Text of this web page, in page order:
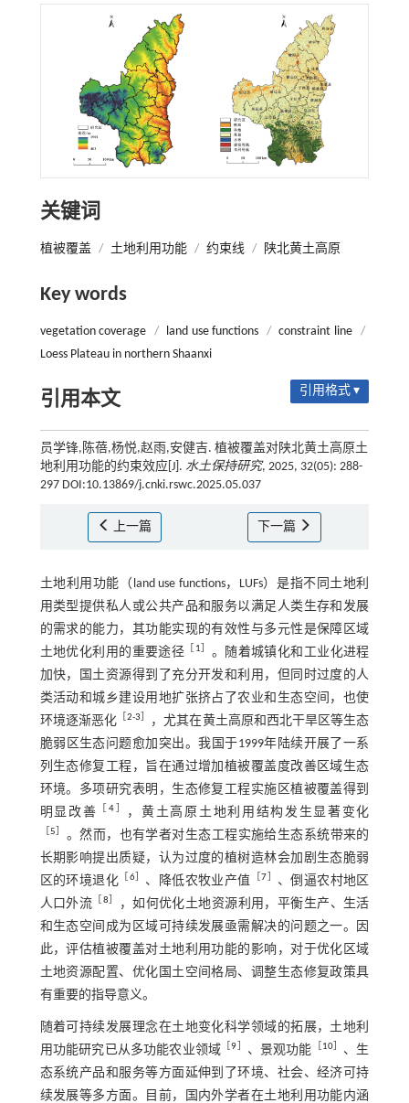
关键词
植被覆盖 / 土地利用功能 / 约束线 / 陕北黄土高原
Key words
vegetation coverage / land use functions / constraint line
/
Loess Plateau in northern Shaanxi
引用本文 引用格式 ▾
员学锋,陈蓓,杨悦,赵雨,安健吉. 植被覆盖对陕北黄土高原土
地利用功能的约束效应[J]. 水土保持研究, 2025, 32(05): 288-
297 DOI:10.13869/j.cnki.rswc.2025.05.037
上一篇 下一篇
土地利用功能（land use functions，LUFs）是指不同土地利
用类型提供私人或公共产品和服务以满足人类生存和发展
的需求的能力，其功能实现的有效性与多元性是保障区域
土地优化利用的重要途径
1
。随着城镇化和工业化进程
加快，国土资源得到了充分开发和利用，但同时过度的人
类活动和城乡建设用地扩张挤占了农业和生态空间，也使
环境逐渐恶化 ［2-3
，尤其在黄土高原和西北干旱区等生态
脆弱区生态问题愈加突出。我国于1999年陆续开展了一系
列生态修复工程，旨在通过增加植被覆盖度改善区域生态
环境。多项研究表明，生态修复工程实施区植被覆盖得到
明显改善
［4 ，黄土高原土地利用结构发生显著变化
［5
。然而，也有学者对生态工程实施给生态系统带来的
长期影响提出质疑，认为过度的植树造林会加剧生态脆弱
区的环境退化
6］ 、降低农牧业产值 ［7
、倒逼农村地区
人口外流
8
，如何优化土地资源利用，平衡生产、生活
和生态空间成为区域可持续发展亟需解决的问题之一。因
此，评估植被覆盖对土地利用功能的影响，对于优化区域
土地资源配置、优化国土空间格局、调整生态修复政策具
有重要的指导意义。
随着可持续发展理念在土地变化科学领域的拓展，土地利
用功能研究已从多功能农业领域 ［9 、景观功能 10］ 、生
态系统产品和服务等方面延伸到了环境、社会、经济可持
续发展等多方面。目前，国内外学者在土地利用功能内涵